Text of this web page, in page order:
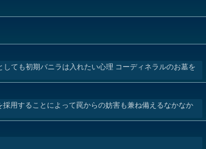
ても初期バニラは入れたい心理 コーディネラルのお墓を
用することによって罠からの妨害も兼ね備えるなかなか